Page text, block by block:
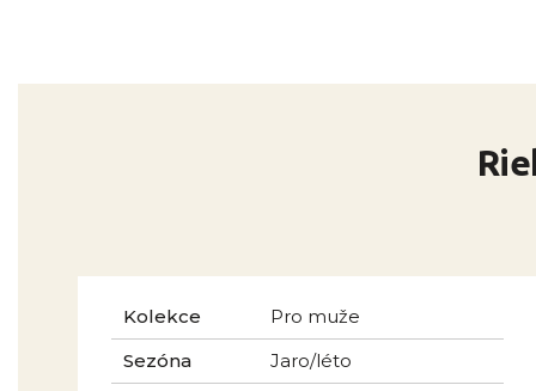
Kolekce
Pro muže
Sezóna
Jaro/léto